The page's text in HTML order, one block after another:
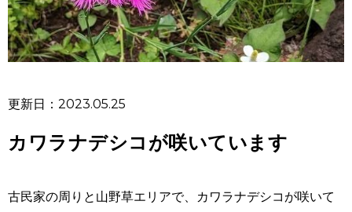
更新日：2023.05.25
カワラナデシコが咲いています
古民家の周りと山野草エリアで、カワラナデシコが咲いて